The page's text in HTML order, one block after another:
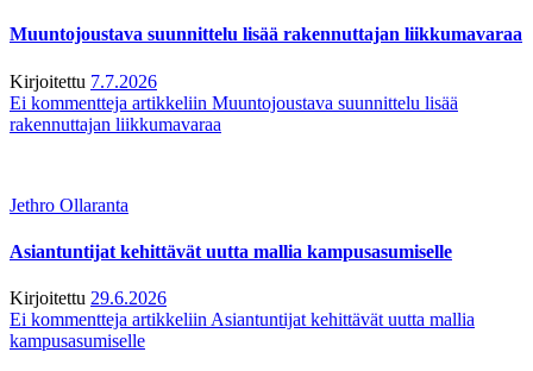
Muuntojoustava suunnittelu lisää rakennuttajan liikkumavaraa
Kirjoitettu 7.7.2026
Ei kommentteja artikkeliin Muuntojoustava suunnittelu lisää
rakennuttajan liikkumavaraa
Jethro Ollaranta
Asiantuntijat kehittävät uutta mallia kampusasumiselle
Kirjoitettu 29.6.2026
Ei kommentteja artikkeliin Asiantuntijat kehittävät uutta mallia
kampusasumiselle